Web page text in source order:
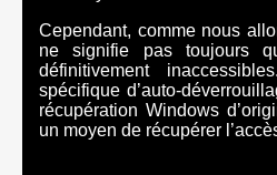
Cependant, comme nous
ne signifie pas toujours
définitivement
spécifique d’auto-
récupération Windows
un moyen de récupérer